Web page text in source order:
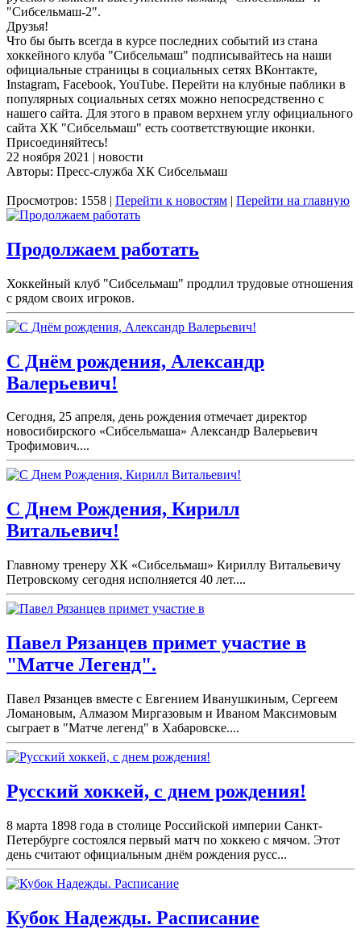
"Сибсельмаш-2".
Друзья!
Что бы быть всегда в курсе последних событий из стана
хоккейного клуба "Сибсельмаш" подписывайтесь на наши
официальные страницы в социальных сетях ВКонтакте,
Instagram, Facebook, YouTube. Перейти на клубные паблики в
популярных социальных сетях можно непосредственно с
нашего сайта. Для этого в правом верхнем углу официального
сайта ХК "Сибсельмаш" есть соответствующие иконки.
Присоединяйтесь!
22 ноября 2021 | новости
Авторы: Пресс-служба ХК Сибсельмаш
Просмотров: 1558 | Перейти к новостям | Перейти на главную
Продолжаем работать
Хоккейный клуб "Сибсельмаш" продлил трудовые отношения
с рядом своих игроков.
С Днём рождения, Александр
Валерьевич!
Сегодня, 25 апреля, день рождения отмечает директор
новосибирского «Сибсельмаша» Александр Валерьевич
Трофимович....
С Днем Рождения, Кирилл
Витальевич!
Главному тренеру ХК «Сибсельмаш» Кириллу Витальевичу
Петровскому сегодня исполняется 40 лет....
Павел Рязанцев примет участие в
"Матче Легенд".
Павел Рязанцев вместе с Евгением Иванушкиным, Сергеем
Ломановым, Алмазом Миргазовым и Иваном Максимовым
сыграет в "Матче легенд" в Хабаровске....
Русский хоккей, с днем рождения!
8 марта 1898 года в столице Российской империи Санкт-
Петербурге состоялся первый матч по хоккею с мячом. Этот
день считают официальным днём рождения русс...
Кубок Надежды. Расписание